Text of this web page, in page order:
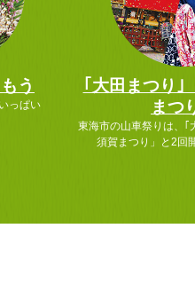
う
っぱい
｢大田まつり｣
まつ
東海市の山車祭りは、｢
須賀まつり」と2回